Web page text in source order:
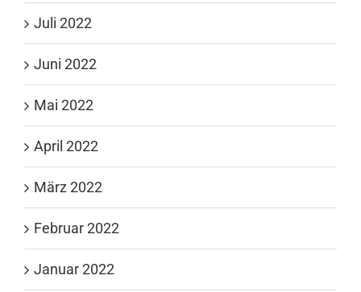
Juli 2022
Juni 2022
Mai 2022
April 2022
März 2022
Februar 2022
Januar 2022